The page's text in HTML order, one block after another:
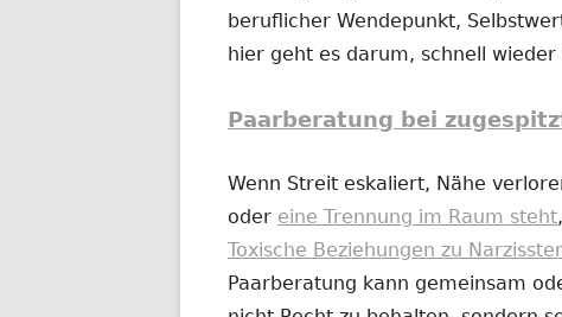
beruflicher Wendepunkt,
hier geht es darum, schnell
Paarberatung bei
Wenn Streit eskaliert, Nähe
oder eine Trennung im Raum steht
Toxische Beziehungen zu
Paarberatung kann gemeinsam